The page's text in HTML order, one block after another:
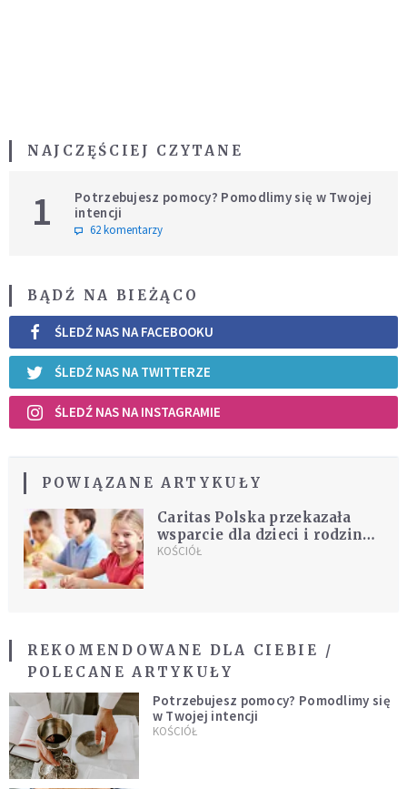
NAJCZĘŚCIEJ CZYTANE
1
Potrzebujesz pomocy? Pomodlimy się w Twojej
intencji
62 komentarzy
BĄDŹ NA BIEŻĄCO
ŚLEDŹ NAS NA FACEBOOKU
ŚLEDŹ NAS NA TWITTERZE
ŚLEDŹ NAS NA INSTAGRAMIE
POWIĄZANE ARTYKUŁY
Caritas Polska przekazała
wsparcie dla dzieci i rodzin
na Syberii
KOŚCIÓŁ
REKOMENDOWANE DLA CIEBIE /
POLECANE ARTYKUŁY
Potrzebujesz pomocy? Pomodlimy się
w Twojej intencji
KOŚCIÓŁ